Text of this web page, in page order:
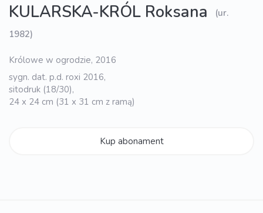
KULARSKA-KRÓL Roksana
(ur.
1982)
Królowe w ogrodzie, 2016
sygn. dat. p.d. roxi 2016,
sitodruk (18/30),
24 x 24 cm (31 x 31 cm z ramą)
Kup abonament